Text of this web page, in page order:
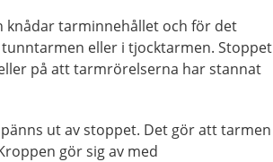
tarminnehållet och för det
eller i tjocktarmen. Stoppet
på att tarmrörelserna har stannat
ut av stoppet. Det gör att tarmen
gör sig av med